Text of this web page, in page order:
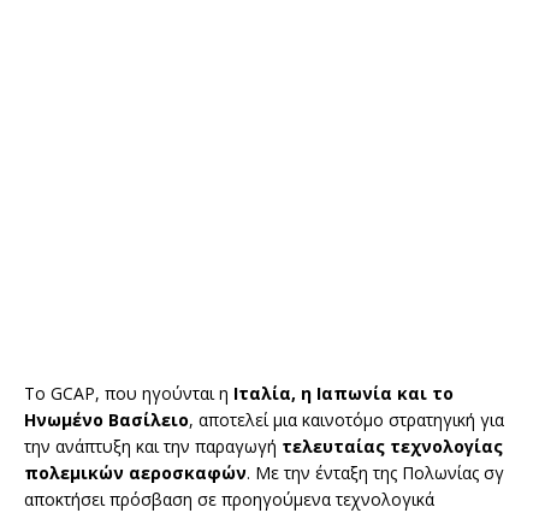
Το GCAP, που ηγούνται η Ιταλία, η Ιαπωνία και το
Ηνωμένο Βασίλειο, αποτελεί μια καινοτόμο στρατηγική για
την ανάπτυξη και την παραγωγή τελευταίας τεχνολογίας
πολεμικών αεροσκαφών. Με την ένταξη της Πολωνίας σγ
αποκτήσει πρόσβαση σε προηγούμενα τεχνολογικά